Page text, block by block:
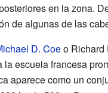
en la zona.
de algunas de las
D. Coeo Richard
la escuela francesa
aparece como un